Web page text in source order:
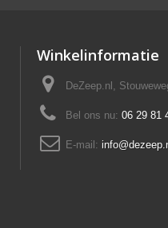
Winkelinformatie
DeZeep.nl,
Bel ons nu: 06 29 81
E-mail: